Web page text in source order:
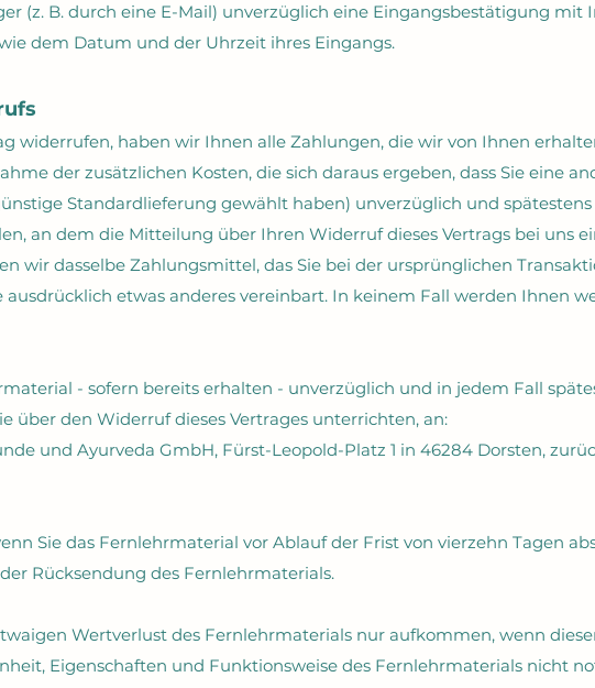
(z. B. durch eine E-Mail) unverzüglich eine Eingangsbestätigung
dem Datum und der Uhrzeit ihres Eingangs.
widerrufen, haben wir Ihnen alle Zahlungen, die wir von Ihnen
der zusätzlichen Kosten, die sich daraus ergeben, dass Sie eine
Standardlieferung gewählt haben) unverzüglich und
an dem die Mitteilung über Ihren Widerruf dieses Vertrags bei uns
wir dasselbe Zahlungsmittel, das Sie bei der ursprünglichen
etwas anderes vereinbart. In keinem Fall werden Ihnen
- sofern bereits erhalten - unverzüglich und in jedem Fall
über den Widerruf dieses Vertrages unterrichten, an:
und Ayurveda GmbH, Fürst-Leopold-Platz 1 in 46284 Dorsten,
Sie das Fernlehrmaterial vor Ablauf der Frist von vierzehn Tagen
Rücksendung des Fernlehrmaterials.
Wertverlust des Fernlehrmaterials nur aufkommen, wenn
Eigenschaften und Funktionsweise des Fernlehrmaterials nicht